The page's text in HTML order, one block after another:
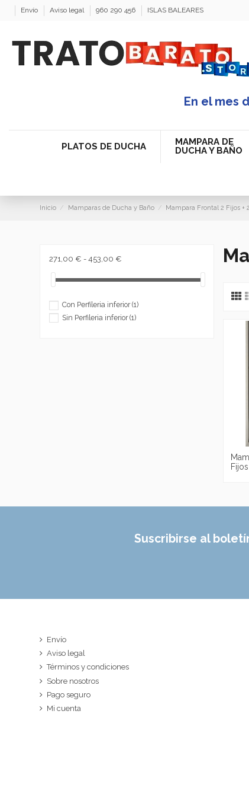
Envío Aviso legal 960 290 456 ISLAS BALEARES
En el mes
PLATOS DE DUCHA
MAMPARA DE
DUCHA Y BAÑO
Inicio Mamparas de Ducha y Baño Mampara Frontal 2 Fijos +
271,00 € - 453,00 €
Con Perfileria inferior(1)
Sin Perfileria inferior(1)
Suscribirse al
Envío
Aviso legal
Términos y condiciones
Sobre nosotros
Pago seguro
Mi cuenta